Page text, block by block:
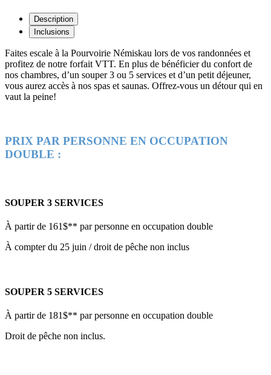
Description
Inclusions
Faites escale à la Pourvoirie Némiskau lors de vos randonnées et
profitez de notre forfait VTT. En plus de bénéficier du confort de
nos chambres, d’un souper 3 ou 5 services et d’un petit déjeuner,
vous aurez accès à nos spas et saunas. Offrez-vous un détour qui en
vaut la peine!
PRIX PAR PERSONNE EN OCCUPATION
DOUBLE :
SOUPER 3 SERVICES
À partir de 161$** par personne en occupation double
À compter du 25 juin / droit de pêche non inclus
SOUPER 5 SERVICES
À partir de 181$** par personne en occupation double
Droit de pêche non inclus.